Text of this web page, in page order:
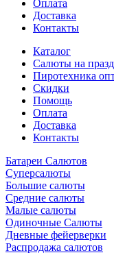
Оплата
Доставка
Контакты
Каталог
Салюты на
Пиротехника
Скидки
Помощь
Оплата
Доставка
Контакты
Батареи Салютов
Суперсалюты
Большие салюты
Средние салюты
Малые салюты
Одиночные Салюты
Дневные фейерверки
Распродажа салютов